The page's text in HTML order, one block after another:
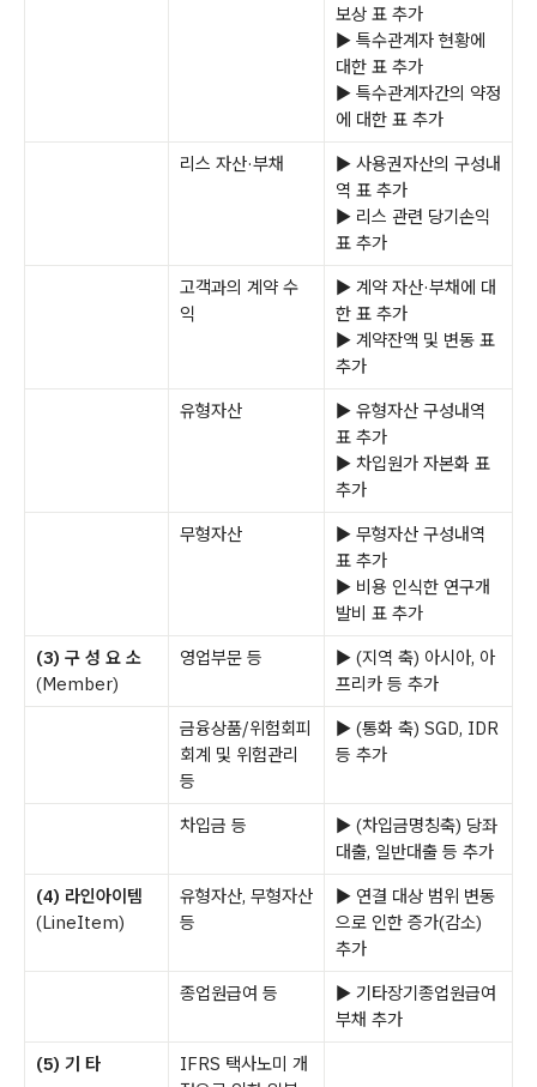
보상 표 추가
▶ 특수관계자 현황에
대한 표 추가
▶ 특수관계자간의 약정
에 대한 표 추가
리스 자산·부채
▶ 사용권자산의 구성내
역 표 추가
▶ 리스 관련 당기손익
표 추가
고객과의 계약 수
익
▶ 계약 자산·부채에 대
한 표 추가
▶ 계약잔액 및 변동 표
추가
유형자산
▶ 유형자산 구성내역
표 추가
▶ 차입원가 자본화 표
추가
무형자산
▶ 무형자산 구성내역
표 추가
▶ 비용 인식한 연구개
발비 표 추가
(3) 구 성 요 소
(Member)
영업부문 등
▶ (지역 축) 아시아, 아
프리카 등 추가
금융상품/위험회피
회계 및 위험관리
등
▶ (통화 축) SGD, IDR
등 추가
차입금 등
▶ (차입금명칭축) 당좌
대출, 일반대출 등 추가
(4) 라인아이템
(LineItem)
유형자산, 무형자산
등
▶ 연결 대상 범위 변동
으로 인한 증가(감소)
추가
종업원급여 등
▶ 기타장기종업원급여
부채 추가
(5) 기 타
IFRS 택사노미 개